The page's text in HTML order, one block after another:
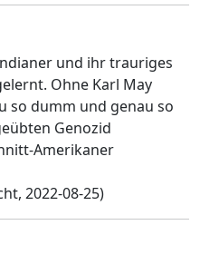
und ihr trauriges
Ohne Karl May
so dumm und genau so
Genozid
Amerikaner
2022-08-25)